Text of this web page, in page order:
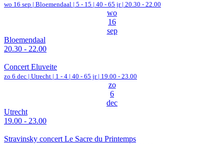
wo 16 sep | Bloemendaal | 5 - 15 | 40 - 65 jr | 20.30 - 22.00
wo
16
sep
Bloemendaal
20.30 - 22.00
Concert Eluveite
zo 6 dec | Utrecht | 1 - 4 | 40 - 65 jr | 19.00 - 23.00
zo
6
dec
Utrecht
19.00 - 23.00
Stravinsky concert Le Sacre du Printemps